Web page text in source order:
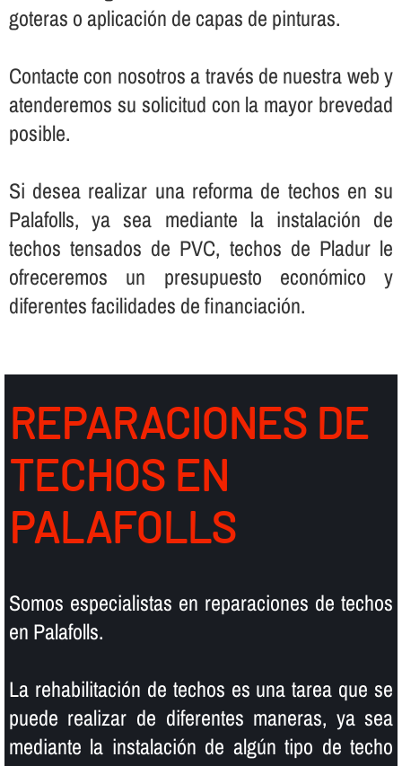
goteras o aplicación de capas de pinturas.
Contacte con nosotros a través de nuestra web y
atenderemos su solicitud con la mayor brevedad
posible.
Si desea realizar una reforma de techos en su
Palafolls, ya sea mediante la instalación de
techos tensados de PVC, techos de Pladur le
ofreceremos un presupuesto económico y
diferentes facilidades de financiación.
REPARACIONES DE
TECHOS EN
PALAFOLLS
Somos especialistas en reparaciones de techos
en Palafolls.
La rehabilitación de techos es una tarea que se
puede realizar de diferentes maneras, ya sea
mediante la instalación de algún tipo de techo